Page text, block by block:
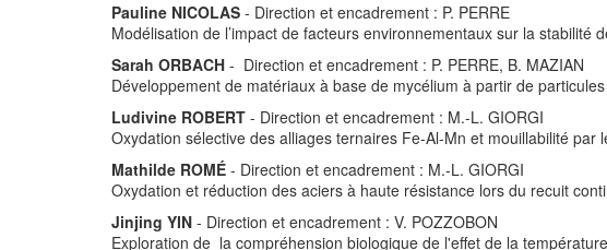
Pauline NICOLAS - Direction et encadrement : P. PERRE
Modélisation de l’impact de facteurs environnementaux sur la
Sarah ORBACH - Direction et encadrement : P. PERRE, B. MAZIAN
Développement de matériaux à base de mycélium à partir de
Ludivine ROBERT - Direction et encadrement : M.-L. GIORGI
Oxydation sélective des alliages ternaires Fe-Al-Mn et mouillabilité par
Mathilde ROMÉ - Direction et encadrement : M.-L. GIORGI
Oxydation et réduction des aciers à haute résistance lors du recuit
Jinjing YIN - Direction et encadrement : V. POZZOBON
Exploration de la compréhension biologique de l'effet de la